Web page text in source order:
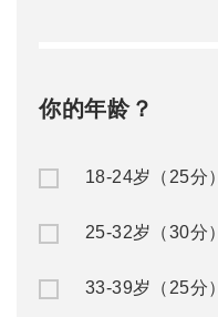
你的年龄？
18-24岁（25分）
25-32岁（30分）
33-39岁（25分）